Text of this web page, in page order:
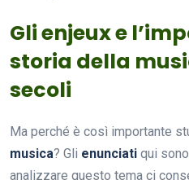
Gli enjeux e
storia della
secoli
Ma perché è così importante
musica? Gli enunciati qui
analizzare questo tema ci